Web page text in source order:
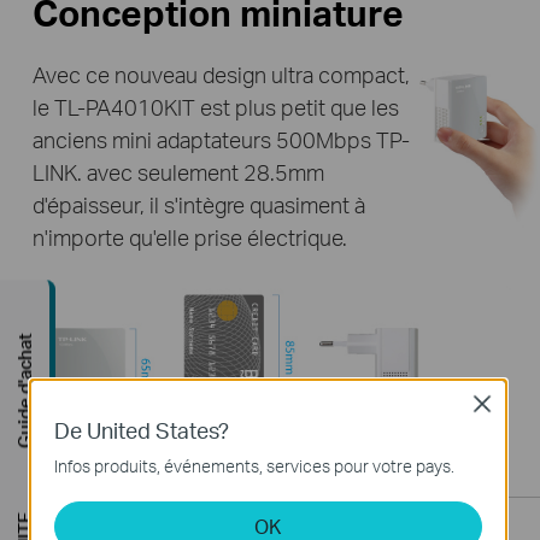
Conception miniature
Avec ce nouveau design ultra compact,
le TL-PA4010KIT est plus petit que les
anciens mini adaptateurs 500Mbps TP-
LINK. avec seulement 28.5mm
d'épaisseur, il s'intègre quasiment à
n'importe qu'elle prise électrique.
De United States?
Infos produits, événements, services pour votre pays.
OK
Close
Guide d'achat